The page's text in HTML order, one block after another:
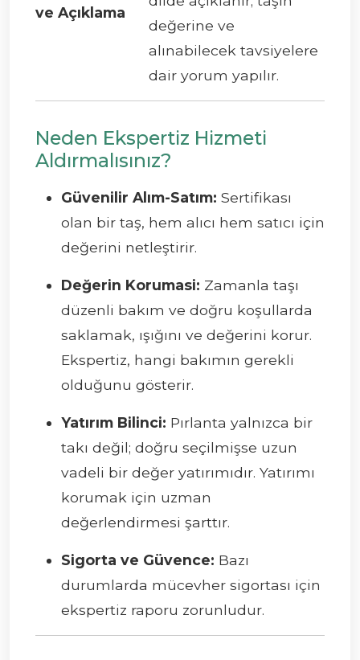
ve Açıklama
değerine ve
alınabilecek tavsiyelere
dair yorum yapılır.
Neden Ekspertiz Hizmeti
Aldırmalısınız?
Güvenilir Alım-Satım: Sertifikası
olan bir taş, hem alıcı hem satıcı için
değerini netleştirir.
Değerin Korumasi: Zamanla taşı
düzenli bakım ve doğru koşullarda
saklamak, ışığını ve değerini korur.
Ekspertiz, hangi bakımın gerekli
olduğunu gösterir.
Yatırım Bilinci: Pırlanta yalnızca bir
takı değil; doğru seçilmişse uzun
vadeli bir değer yatırımıdır. Yatırımı
korumak için uzman
değerlendirmesi şarttır.
Sigorta ve Güvence: Bazı
durumlarda mücevher sigortası için
ekspertiz raporu zorunludur.